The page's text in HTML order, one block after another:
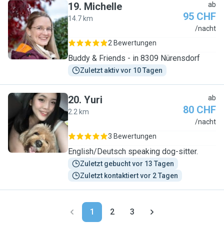
M
19. Michelle
14.7 km
ab
95 CHF
/nacht
2 Bewertungen
Buddy & Friends - in 8309 Nürensdorf
Zuletzt aktiv vor 10 Tagen
Y
20. Yuri
2.2 km
ab
80 CHF
/nacht
3 Bewertungen
English/Deutsch speaking dog-sitter.
Zuletzt gebucht vor 13 Tagen
Zuletzt kontaktiert vor 2 Tagen
1 2 3